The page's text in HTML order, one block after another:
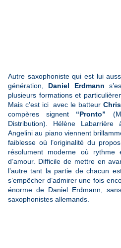
Autre saxophoniste qui est lui
génération, Daniel Erdmann
plusieurs formations et
Mais c’est ici avec le batteur
compères signent “Pronto”
Distribution). Hélène
Angelini au piano viennent
faiblesse où l’originalité du
résolument moderne où
d’amour. Difficile de mettre en
l’autre tant la partie de chacun
s’empêcher d’admirer une fois
énorme de Daniel Erdmann,
saxophonistes allemands.